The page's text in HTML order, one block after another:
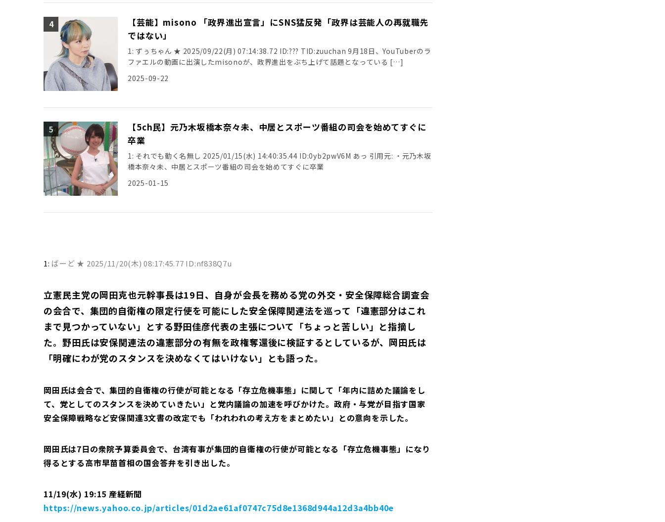
【芸能】misono 「政界進出宣言」にSNS猛反発「政界は芸能人の再就職先
ではない」
1: ずぅちゃん ★ 2025/09/22(月) 07:14:38.72 ID:??? TID:zuuchan 9月18日、YouTuberのラ
ファエルの動画に出演したmisonoが、政界進出をぶち上げて話題となっている […]
2025-09-22
【5ch民】元乃木坂橋本奈々未、中居とスポーツ番組の司会を始めてすぐに
卒業
1: それでも動く名無し 2025/01/15(水) 14:40:35.44 ID:0yb2pwV6M あっ 引用元: ・元乃木坂
橋本奈々未、中居とスポーツ番組の司会を始めてすぐに卒業
2025-01-15
1: ばーど ★ 2025/11/20(木) 08:17:45.77 ID:nf838Q7u
立憲民主党の岡田克也元幹事長は19日、自身が会長を務める党の外交・安全保障総合調査会
の会合で、集団的自衛権の限定行使を可能にした安全保障関連法を巡って「違憲部分はこれ
まで見つかっていない」とする野田佳彦代表の主張について「ちょっと苦しい」と指摘し
た。野田氏は安保関連法の違憲部分の有無を政権奪還後に検証するとしているが、岡田氏は
「明確にわが党のスタンスを決めなくてはいけない」とも語った。
岡田氏は会合で、集団的自衛権の行使が可能となる「存立危機事態」に関して「年内に詰めた議論をし
て、党としてのスタンスを決めていきたい」と党内議論の加速を呼びかけた。政府・与党が目指す国家
安全保障戦略など安保関連3文書の改定でも「われわれの考え方をまとめたい」との意向を示した。
岡田氏は7日の衆院予算委員会で、台湾有事が集団的自衛権の行使が可能となる「存立危機事態」になり
得るとする高市早苗首相の国会答弁を引き出した。
11/19(水) 19:15 産経新聞
https://news.yahoo.co.jp/articles/01d2ae61af0747c75d8e1368d944a12d3a4bb40e